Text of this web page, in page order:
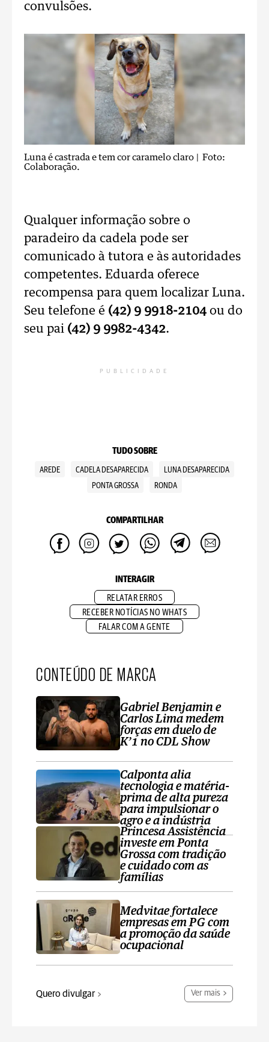
convulsões.
Luna é castrada e tem cor caramelo claro
| Foto:
Colaboração.
Qualquer informação sobre o
paradeiro da cadela pode ser
comunicado à tutora e às autoridades
competentes. Eduarda oferece
recompensa para quem localizar Luna.
Seu telefone é (42) 9 9918-2104 ou do
seu pai (42) 9 9982-4342.
PUBLICIDADE
TUDO SOBRE
AREDE CADELA DESAPARECIDA
LUNA DESAPARECIDA
PONTA GROSSA
RONDA
COMPARTILHAR
INTERAGIR
RELATAR ERROS
RECEBER NOTÍCIAS NO WHATS
FALAR COM A GENTE
CONTEÚDO DE MARCA
Gabriel Benjamin e
Carlos Lima medem
forças em duelo de
K’1 no CDL Show
Calponta alia
tecnologia e matéria-
prima de alta pureza
para impulsionar o
agro e a indústria
Princesa Assistência
investe em Ponta
Grossa com tradição
e cuidado com as
famílias
Medvitae fortalece
empresas em PG com
a promoção da saúde
ocupacional
Quero divulgar Ver mais